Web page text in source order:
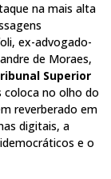
na mais alta
ex-advogado-
de Moraes,
Superior
coloca no olho do
reverberado em
digitais, a
e o